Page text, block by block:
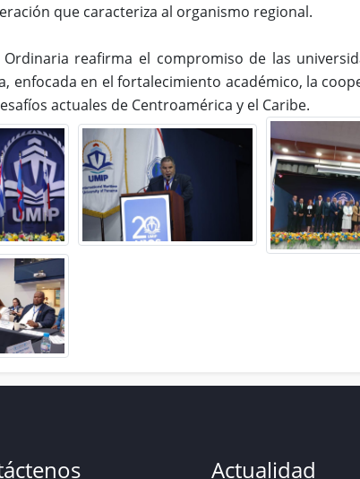
que caracteriza al organismo regional.
Ordinaria reafirma el compromiso de las
enfocada en el fortalecimiento académico, la
actuales de Centroamérica y el Caribe.
Actualidad